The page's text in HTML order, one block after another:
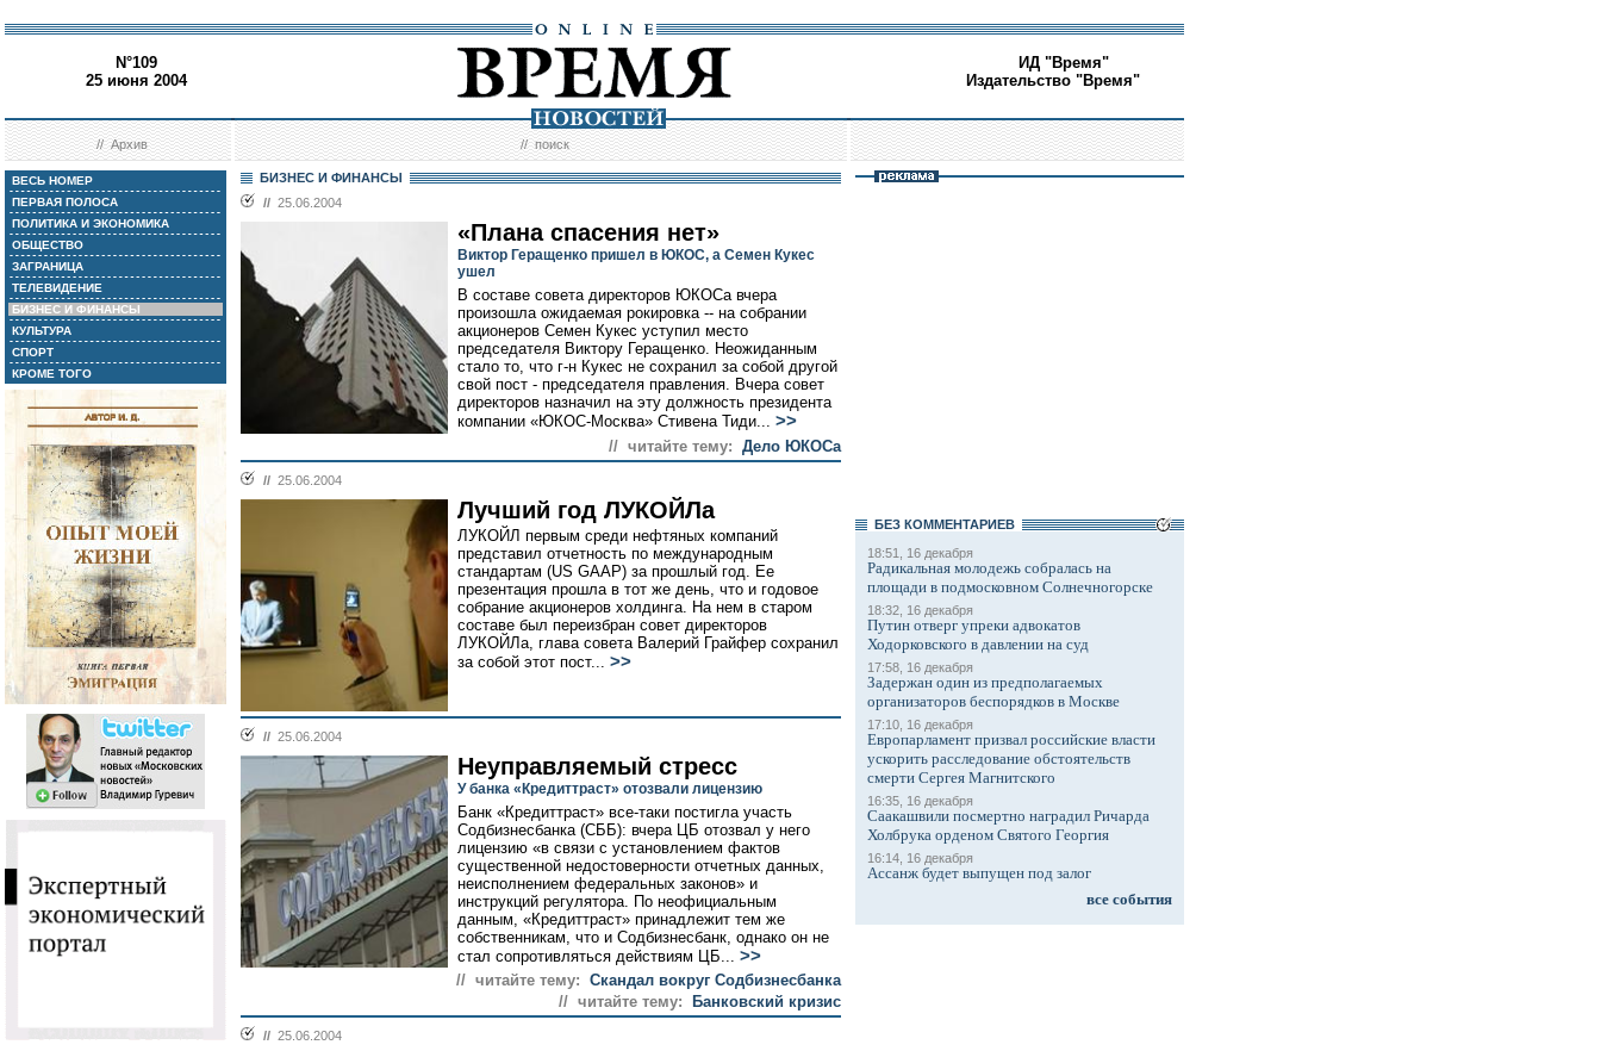
N°109
25 июня 2004
ИД "Время"
Издательство "Время"
//Архив //поиск
ВЕСЬ НОМЕР
ПЕРВАЯ ПОЛОСА
ПОЛИТИКА И ЭКОНОМИКА
ОБЩЕСТВО
ЗАГРАНИЦА
ТЕЛЕВИДЕНИЕ
БИЗНЕС И ФИНАНСЫ
КУЛЬТУРА
СПОРТ
КРОМЕ ТОГО
БИЗНЕС И ФИНАНСЫ
// 25.06.2004
«Плана спасения нет»
Виктор Геращенко пришел в ЮКОС, а Семен Кукес
ушел
В составе совета директоров ЮКОСа вчера
произошла ожидаемая рокировка -- на собрании
акционеров Семен Кукес уступил место
председателя Виктору Геращенко. Неожиданным
стало то, что г-н Кукес не сохранил за собой другой
свой пост - председателя правления. Вчера совет
директоров назначил на эту должность президента
компании «ЮКОС-Москва» Стивена Тиди... >>
// читайте тему: Дело ЮКОСа
// 25.06.2004
Лучший год ЛУКОЙЛа
ЛУКОЙЛ первым среди нефтяных компаний
представил отчетность по международным
стандартам (US GAAP) за прошлый год. Ее
презентация прошла в тот же день, что и годовое
собрание акционеров холдинга. На нем в старом
составе был переизбран совет директоров
ЛУКОЙЛа, глава совета Валерий Грайфер сохранил
за собой этот пост... >>
// 25.06.2004
Неуправляемый стресс
У банка «Кредиттраст» отозвали лицензию
Банк «Кредиттраст» все-таки постигла участь
Содбизнесбанка (СББ): вчера ЦБ отозвал у него
лицензию «в связи с установлением фактов
существенной недостоверности отчетных данных,
неисполнением федеральных законов» и
инструкций регулятора. По неофициальным
данным, «Кредиттраст» принадлежит тем же
собственникам, что и Содбизнесбанк, однако он не
стал сопротивляться действиям ЦБ... >>
// читайте тему: Скандал вокруг Содбизнесбанка
// читайте тему:
Банковский кризис
// 25.06.2004
БЕЗ КОМMЕНТАРИЕВ
18:51, 16 декабря
Радикальная молодежь собралась на
площади в подмосковном Солнечногорске
18:32, 16 декабря
Путин отверг упреки адвокатов
Ходорковского в давлении на суд
17:58, 16 декабря
Задержан один из предполагаемых
организаторов беспорядков в Москве
17:10, 16 декабря
Европарламент призвал российские власти
ускорить расследование обстоятельств
смерти Сергея Магнитского
16:35, 16 декабря
Саакашвили посмертно наградил Ричарда
Холбрука орденом Святого Георгия
16:14, 16 декабря
Ассанж будет выпущен под залог
все события